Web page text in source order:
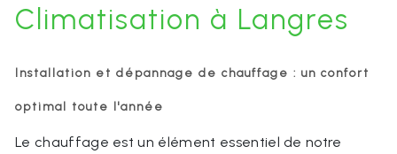
Climatisation à Langres
Installation et dépannage de chauffage : un confort
optimal toute l'année
Le chauffage est un élément essentiel de notre